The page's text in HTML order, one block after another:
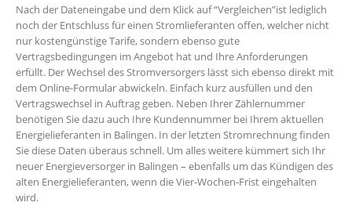
Nach der Dateneingabe und dem Klick auf “Vergleichen”ist lediglich
noch der Entschluss für einen Stromlieferanten offen, welcher nicht
nur kostengünstige Tarife, sondern ebenso gute
Vertragsbedingungen im Angebot hat und Ihre Anforderungen
erfüllt. Der Wechsel des Stromversorgers lässt sich ebenso direkt mit
dem Online-Formular abwickeln. Einfach kurz ausfüllen und den
Vertragswechsel in Auftrag geben. Neben Ihrer Zählernummer
benötigen Sie dazu auch Ihre Kundennummer bei Ihrem aktuellen
Energielieferanten in Balingen. In der letzten Stromrechnung finden
Sie diese Daten überaus schnell. Um alles weitere kümmert sich Ihr
neuer Energieversorger in Balingen – ebenfalls um das Kündigen des
alten Energielieferanten, wenn die Vier-Wochen-Frist eingehalten
wird.